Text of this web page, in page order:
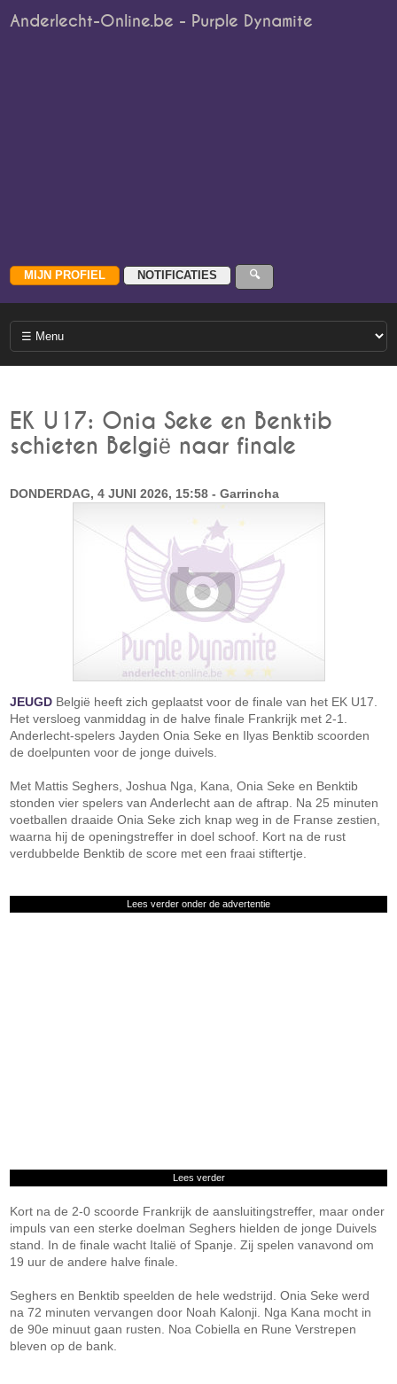
Anderlecht-Online.be - Purple Dynamite
EK U17: Onia Seke en Benktib
schieten België naar finale
DONDERDAG, 4 JUNI 2026, 15:58 - Garrincha
JEUGD België heeft zich geplaatst voor de finale van het EK U17.
Het versloeg vanmiddag in de halve finale Frankrijk met 2-1.
Anderlecht-spelers Jayden Onia Seke en Ilyas Benktib scoorden
de doelpunten voor de jonge duivels.
Met Mattis Seghers, Joshua Nga, Kana, Onia Seke en Benktib
stonden vier spelers van Anderlecht aan de aftrap. Na 25 minuten
voetballen draaide Onia Seke zich knap weg in de Franse zestien,
waarna hij de openingstreffer in doel schoof. Kort na de rust
verdubbelde Benktib de score met een fraai stiftertje.
Lees verder onder de advertentie
Lees verder
Kort na de 2-0 scoorde Frankrijk de aansluitingstreffer, maar onder
impuls van een sterke doelman Seghers hielden de jonge Duivels
stand. In de finale wacht Italië of Spanje. Zij spelen vanavond om
19 uur de andere halve finale.
Seghers en Benktib speelden de hele wedstrijd. Onia Seke werd
na 72 minuten vervangen door Noah Kalonji. Nga Kana mocht in
de 90e minuut gaan rusten. Noa Cobiella en Rune Verstrepen
bleven op de bank.